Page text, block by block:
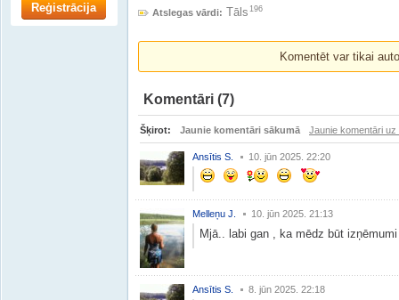
Atslegas vārdi: Tāls 196
Komentēt var tikai
Komentāri (7)
Šķirot: Jaunie komentāri sākumā Jaunie komentāri uz
Ansītis S. 10. jūn 2025. 22:20
Melleņu J. 10. jūn 2025. 21:13
Mjā.. labi gan , ka mēdz būt
Ansītis S. 8. jūn 2025. 22:18
Reģistrācija